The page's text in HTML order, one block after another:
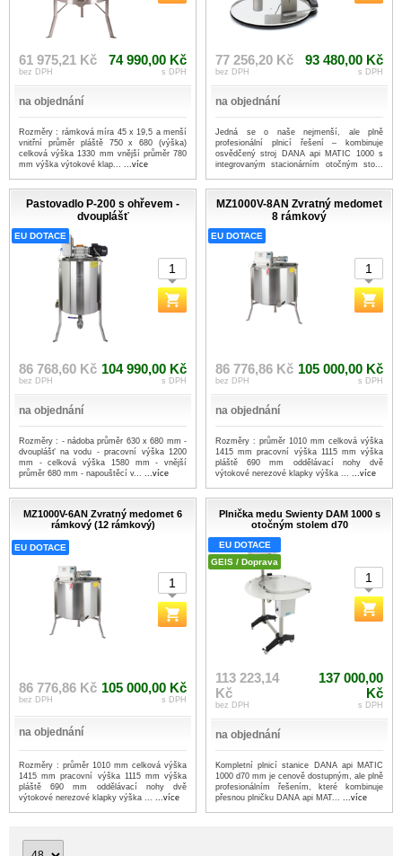
61 975,21 Kč
bez DPH
74 990,00 Kč
s DPH
na objednání
Rozměry : rámková míra 45 x 19,5 a menší
vnitřní průměr pláště 750 x 680 (výška)
celková výška 1330 mm vnější průměr 780
mm výška výtokové klap... ...více
77 256,20 Kč
bez DPH
93 480,00 Kč
s DPH
na objednání
Jedná se o naše nejmenší, ale plně
profesionální plnicí řešení – kombinuje
osvědčený stroj DANA api MATIC 1000 s
integrovaným stacionárním otočným sto...
Pastovadlo P-200 s ohřevem -
dvouplášť
EU DOTACE
86 768,60 Kč
bez DPH
104 990,00 Kč
s DPH
na objednání
Rozměry : - nádoba průměr 630 x 680 mm -
dvouplášť na vodu - pracovní výška 1200
mm - celková výška 1580 mm - vnější
průměr 680 mm - napouštěcí v... ...více
MZ1000V-8AN Zvratný medomet
8 rámkový
EU DOTACE
86 776,86 Kč
bez DPH
105 000,00 Kč
s DPH
na objednání
Rozměry : průměr 1010 mm celková výška
1415 mm pracovní výška 1115 mm výška
pláště 690 mm oddělávací nohy dvě
výtokové nerezové klapky výška ... ...více
MZ1000V-6AN Zvratný medomet 6
rámkový (12 rámkový)
EU DOTACE
86 776,86 Kč
bez DPH
105 000,00 Kč
s DPH
na objednání
Rozměry : průměr 1010 mm celková výška
1415 mm pracovní výška 1115 mm výška
pláště 690 mm oddělávací nohy dvě
výtokové nerezové klapky výška ... ...více
Plnička medu Swienty DAM 1000 s
otočným stolem d70
EU DOTACE
GEIS / Doprava
113 223,14
Kč
bez DPH
137 000,00
Kč
s DPH
na objednání
Kompletní plnicí stanice DANA api MATIC
1000 d70 mm je cenově dostupným, ale plně
profesionálním řešením, které kombinuje
přesnou plničku DANA api MAT... ...více